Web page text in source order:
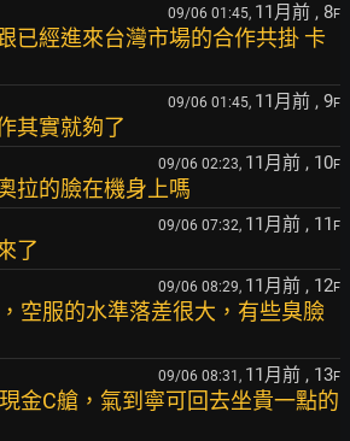
09/06 01:45, 11月前 , 8F
已經進來台灣市場的合作共掛 卡
09/06 01:45, 11月前 , 9F
其實就夠了
09/06 02:23, 11月前 , 10F
拉的臉在機身上嗎
09/06 07:32, 11月前 , 11 F
了
09/06 08:29, 11月前 , 12F
空服的水準落差很大，有些臭臉
09/06 08:31, 11月前 , 13F
金C艙，氣到寧可回去坐貴一點的